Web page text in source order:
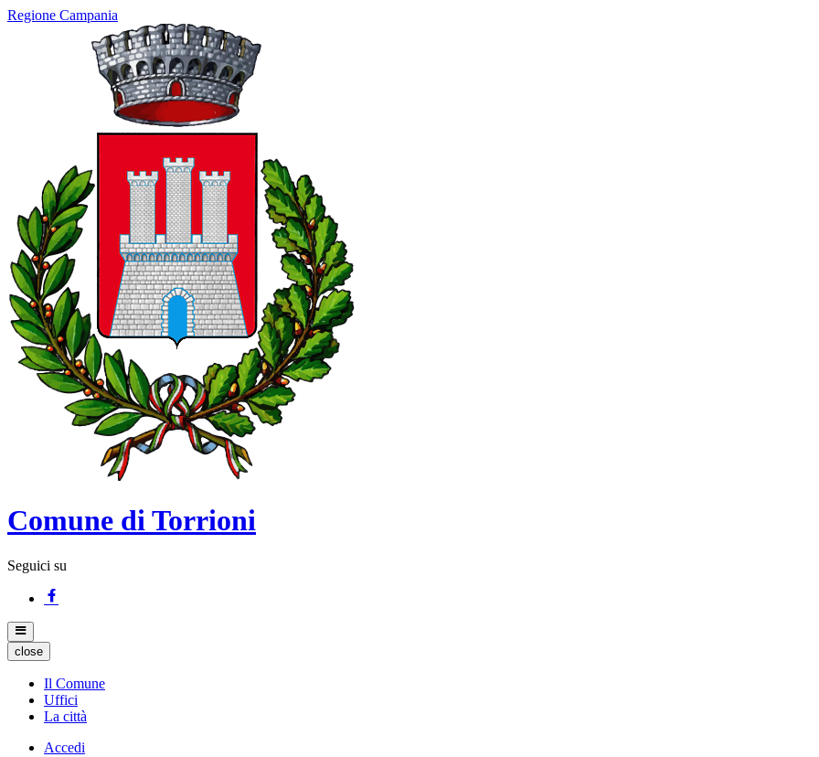
Regione Campania
Comune di Torrioni
Seguici su
close
Il Comune
Uffici
La città
Accedi